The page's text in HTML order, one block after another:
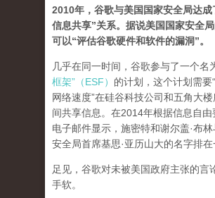
2010年，谷歌与美国国家安全局达成
信息共享”关系。据说美国国家安全
可以“评估谷歌硬件和软件的漏洞”。
几乎在同一时间，谷歌参与了一个名
框架”（ESF） 的计划，这个计划需要
网络速度”在硅谷科技公司和五角大
间共享信息。在2014年根据信息自由
电子邮件显示，施密特和谢尔盖·布
安全局首席基思·亚历山大的名字排在
足见，谷歌对未被美国政府主张的言
手软。